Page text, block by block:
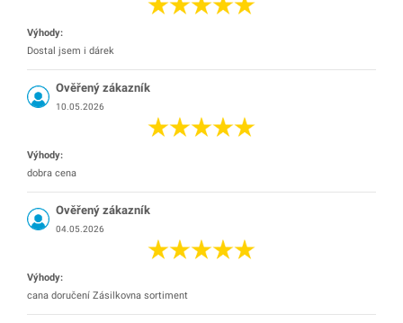
Výhody:
Dostal jsem i dárek
Ověřený zákazník
10.05.2026
Výhody:
dobra cena
Ověřený zákazník
04.05.2026
Výhody:
cana doručení Zásilkovna sortiment